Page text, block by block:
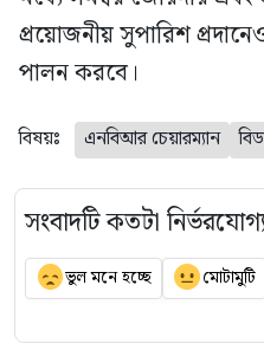
প্রয়োজনীয় সুপারিশ
পালন করবে।
বিষয়ঃ এনবিআর চেয়ারম্যান
সংবাদটি কতটা
ভুল মনে হচ্ছে মোটামুটি